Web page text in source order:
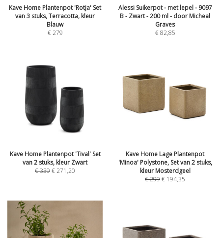
Kave Home Plantenpot 'Rotja' Set
van 3 stuks, Terracotta, kleur
Blauw
€279
Alessi Suikerpot - met lepel - 9097
B - Zwart - 200 ml - door Micheal
Graves
€82,85
Kave Home Plantenpot 'Tival' Set
van 2 stuks, kleur Zwart
€339€271,20
Kave Home Lage Plantenpot
'Minoa' Polystone, Set van 2 stuks,
kleur Mosterdgeel
€299€ 194,35